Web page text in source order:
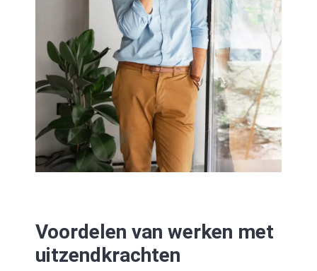
Voordelen van werken met
uitzendkrachten